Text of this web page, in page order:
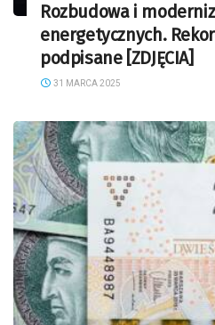
Rozbudowa i
energetycznych.
podpisane [ZDJĘCIA]
31 MARCA 2025